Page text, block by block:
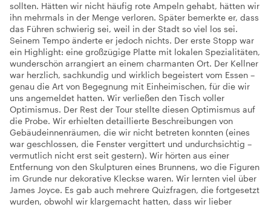
sollten. Hätten wir nicht häufig rote Ampeln gehabt, hätten wir
ihn mehrmals in der Menge verloren. Später bemerkte er, dass
das Führen schwierig sei, weil in der Stadt so viel los sei.
Seinem Tempo änderte er jedoch nichts. Der erste Stopp war
ein Highlight: eine großzügige Platte mit lokalen Spezialitäten,
wunderschön arrangiert an einem charmanten Ort. Der Kellner
war herzlich, sachkundig und wirklich begeistert vom Essen –
genau die Art von Begegnung mit Einheimischen, für die wir
uns angemeldet hatten. Wir verließen den Tisch voller
Optimismus. Der Rest der Tour stellte diesen Optimismus auf
die Probe. Wir erhielten detaillierte Beschreibungen von
Gebäudeinnenräumen, die wir nicht betreten konnten (eines
war geschlossen, die Fenster vergittert und undurchsichtig –
vermutlich nicht erst seit gestern). Wir hörten aus einer
Entfernung von den Skulpturen eines Brunnens, wo die Figuren
im Grunde nur dekorative Kleckse waren. Wir lernten viel über
James Joyce. Es gab auch mehrere Quizfragen, die fortgesetzt
wurden, obwohl wir klargemacht hatten, dass wir lieber